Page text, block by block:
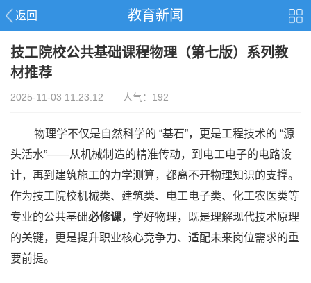
返回 教育新闻
技工院校公共基础课程物理（第七版）系列教
材推荐
2025-11-03 11:23:12 人气：192
物理学不仅是自然科学的 “基石”，更是工程技术的 “源
头活水”——从机械制造的精准传动，到电工电子的电路设
计，再到建筑施工的力学测算，都离不开物理知识的支撑。
作为技工院校机械类、建筑类、电工电子类、化工农医类等
专业的公共基础必修课，学好物理，既是理解现代技术原理
的关键，更是提升职业核心竞争力、适配未来岗位需求的重
要前提。